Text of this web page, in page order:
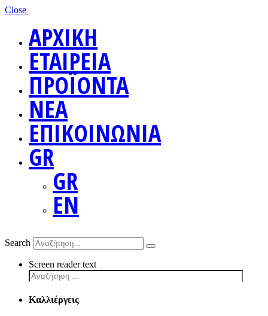
Close
ΑΡΧΙΚΗ
ΕΤΑΙΡΕΙΑ
ΠΡΟΪΟΝΤΑ
ΝΕΑ
ΕΠΙΚΟΙΝΩΝΙΑ
GR
GR
EN
Search
Screen reader text
Καλλιέργεις